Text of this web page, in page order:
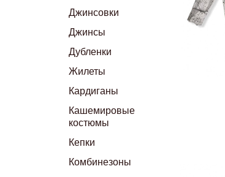
Джинсовки
Джинсы
Дубленки
Жилеты
Кардиганы
Кашемировые
костюмы
Кепки
Комбинезоны